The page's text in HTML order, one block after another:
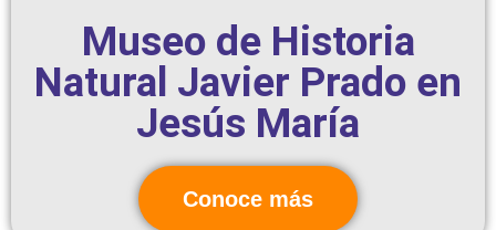
Museo de Historia
Natural Javier Prado en
Jesús María
Conoce más